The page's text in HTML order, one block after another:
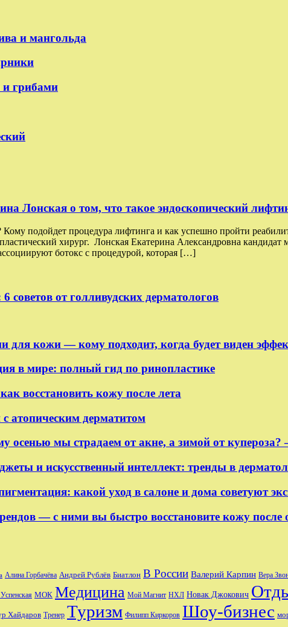
и мангольда
и грибами
Лонская о том, что такое эндоскопический
подойдет процедура лифтинга и как успешно пройти
хирург. Лонская Екатерина Александровна
ботокс с процедурой, которая […]
советов от голливудских дерматологов
для кожи — кому подходит, когда будет виден
в мире: полный гид по ринопластике
восстановить кожу после лета
атопическим дерматитом
осенью мы страдаем от акне, а зимой от купероза?
и искусственный интеллект: тренды в
какой уход в салоне и дома советуют
— с ними вы быстро восстановите кожу после
Алина Горбачёва Андрей Рублёв Биатлон В России Валерий Карпин Вера
МОК Медицина Мой Магнит НХЛ Новак Джокович
Хайдаров Тренер Туризм Филипп Киркоров Шоу-бизнес